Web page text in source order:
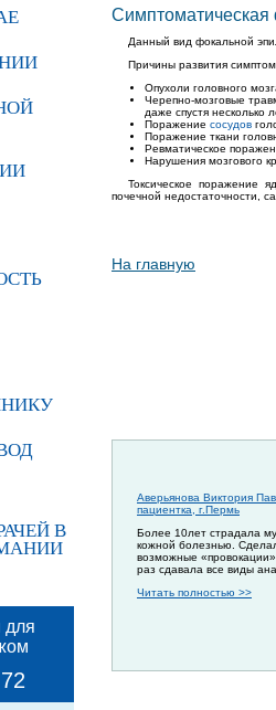
В
для
Данный вид фокальной
Причины развития
Опухоли головного
Черепно-мозговые
даже спустя несколько
Поражение сосудов
Поражение ткани
Ревматическое
Нарушения мозгового
Токсическое поражение
почечной недостаточности,
На главную
Аверьянова Виктория
пациентка, г.Пермь
Более 10лет страдала
кожной болезнью.
возможные
раз сдавала все виды
Читать полностью >>